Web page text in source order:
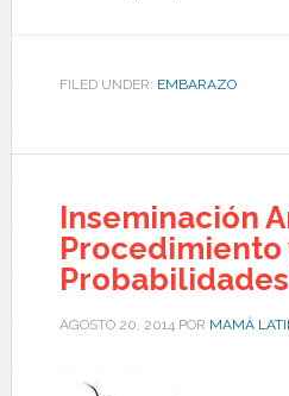
FILED UNDER: EMBARAZO
Inseminación
Procedimiento
AGOSTO 20, 2014POR MAMÁ